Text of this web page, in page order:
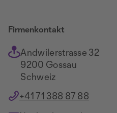
Firmenkontakt
Andwilerstrasse 32
9200 Gossau
Schweiz
+41 71 388 87 88